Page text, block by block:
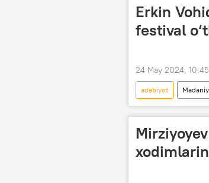
Erkin
festival
24 May 2024, 10:45
adabiyot
Shavkat Mirziyoyev